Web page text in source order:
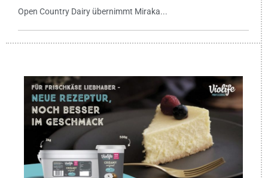
Open Country Dairy übernimmt Miraka...